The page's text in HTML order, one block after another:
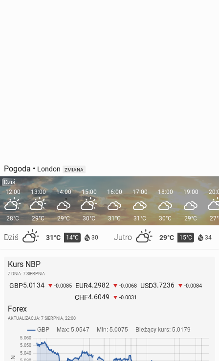
Pogoda • London ZMIANA
Dziś
12:00
28°C
Dziś 31°C 14°C 30 Jutro 29°C 15°C 34
13:00
29°C
14:00
29°C
15:00
30°C
16:00
31°C
17:00
31°C
18:00
30°C
19:00
29°C
Kurs NBP
Z DNIA: 7 SIERPNIA
GBP5.0134 -0.0085 EUR4.2982 -0.0068 USD3.7236 -0.0084
CHF4.6049 -0.0031
Forex
AKTUALIZACJA: 7 SIERPNIA, 22:00